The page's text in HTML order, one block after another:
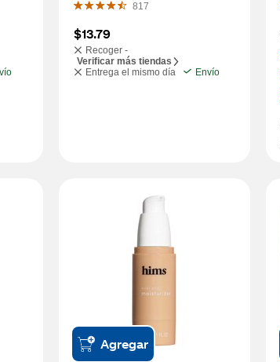
817
$13.79
Recoger -
Verificar más tiendas
Entrega el mismo día
Envío
Agregar